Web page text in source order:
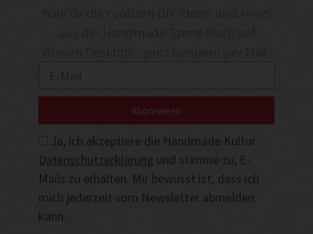
deinen Desktop – ganz bequem per Mail.
Ja, ich akzeptiere die Handmade Kultur
Datenschutzerklärung und stimme zu, E-
Mails zu erhalten. Mir bewusst ist, dass ich
mich jederzeit vom Newsletter abmelden
kann.
Abonnieren